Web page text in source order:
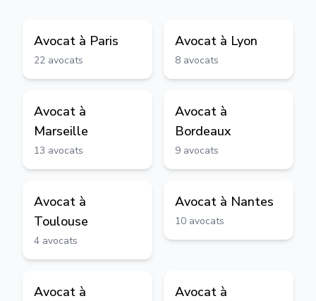
Avocat à Paris
22 avocats
Avocat à Lyon
8 avocats
Avocat à
Marseille
13 avocats
Avocat à
Bordeaux
9 avocats
Avocat à
Toulouse
4 avocats
Avocat à Nantes
10 avocats
Avocat à
Avocat à